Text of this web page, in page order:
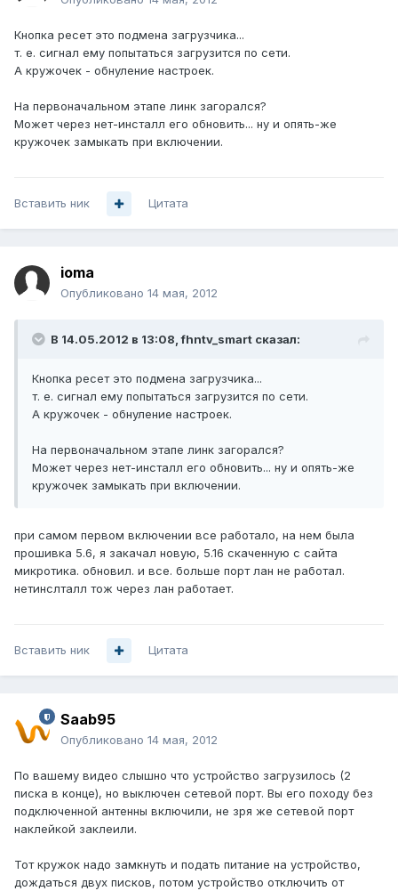
Кнопка ресет это подмена загрузчика...
т. е. сигнал ему попытаться загрузится по сети.
А кружочек - обнуление настроек.
На первоначальном этапе линк загорался?
Может через нет-инсталл его обновить... ну и опять-же
кружочек замыкать при включении.
Вставить ник Цитата
ioma
Опубликовано 14 мая, 2012
В 14.05.2012 в 13:08, fhntv_smart сказал:
Кнопка ресет это подмена загрузчика...
т. е. сигнал ему попытаться загрузится по сети.
А кружочек - обнуление настроек.
На первоначальном этапе линк загорался?
Может через нет-инсталл его обновить... ну и опять-же
кружочек замыкать при включении.
при самом первом включении все работало, на нем была
прошивка 5.6, я закачал новую, 5.16 скаченную с сайта
микротика. обновил. и все. больше порт лан не работал.
нетинслталл тож через лан работает.
Вставить ник Цитата
Saab95
Опубликовано 14 мая, 2012
По вашему видео слышно что устройство загрузилось (2
писка в конце), но выключен сетевой порт. Вы его походу без
подключенной антенны включили, не зря же сетевой порт
наклейкой заклеили.
Тот кружок надо замкнуть и подать питание на устройство,
дождаться двух писков, потом устройство отключить от